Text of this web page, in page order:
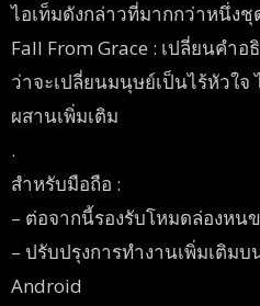
ไอเท็มดังกล่าวที่มากกว่าหนึ่งชุ
Fall From Grace : เปลี่ยนคำ
ว่าจะเปลี่ยนมนุษย์เป็นไร้หัวใจ
ผสานเพิ่มเติม
.
สำหรับมือถือ :
– ต่อจากนี้รองรับโหมดล่องหน
– ปรับปรุงการทำงานเพิ่มเติม
Android